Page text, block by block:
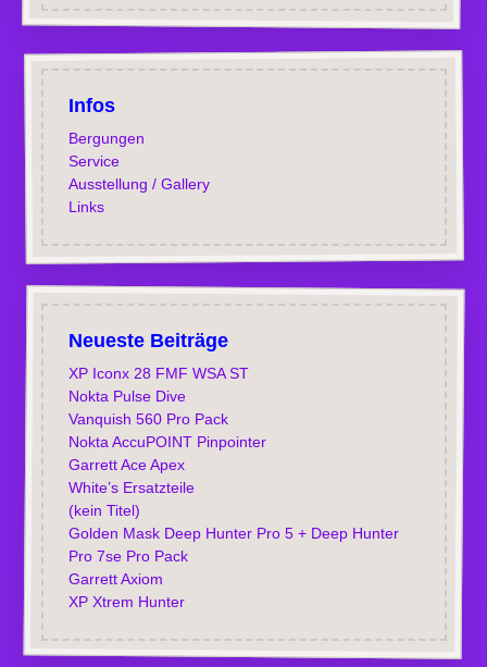
Infos
Bergungen
Service
Ausstellung / Gallery
Links
Neueste Beiträge
XP Iconx 28 FMF WSA ST
Nokta Pulse Dive
Vanquish 560 Pro Pack
Nokta AccuPOINT Pinpointer
Garrett Ace Apex
White’s Ersatzteile
(kein Titel)
Golden Mask Deep Hunter Pro 5 + Deep Hunter
Pro 7se Pro Pack
Garrett Axiom
XP Xtrem Hunter